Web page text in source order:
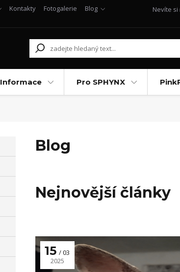
Kontakty Fotogalerie Blog Nevíte
Informace Pro SPHYNX
Blog
Nejnovější články
15
03
2025